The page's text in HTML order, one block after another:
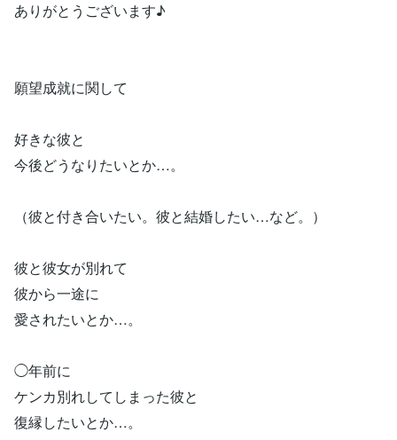
ありがとうございます♪
願望成就に関して
好きな彼と
今後どうなりたいとか…。
（彼と付き合いたい。彼と結婚したい…など。）
彼と彼女が別れて
彼から一途に
愛されたいとか…。
◯年前に
ケンカ別れしてしまった彼と
復縁したいとか…。